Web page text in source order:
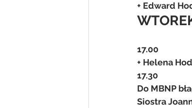
+ Edward
17.00
+ Helena
17.30
Do MBNP
Siostra